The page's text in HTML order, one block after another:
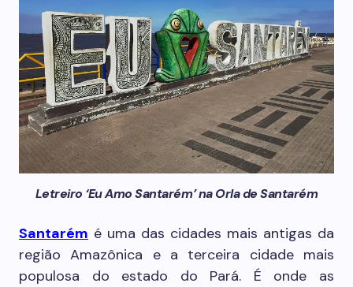
Letreiro ‘Eu Amo Santarém’ na Orla de Santarém
Santarém é uma das cidades mais antigas da
região Amazônica e a terceira cidade mais
populosa do estado do Pará. É onde as